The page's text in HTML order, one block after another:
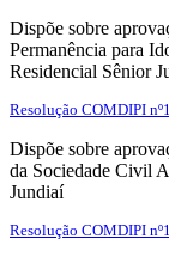
Dispõe sobre
Permanência para
Residencial Sênior
Resolução COMDIPI
Dispõe sobre
da Sociedade Civil
Jundiaí
Resolução COMDIPI